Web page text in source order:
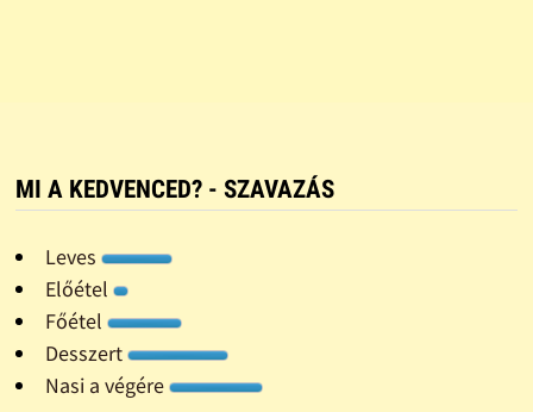
MI A KEDVENCED? - SZAVAZÁS
Leves
Előétel
Főétel
Desszert
Nasi a végére